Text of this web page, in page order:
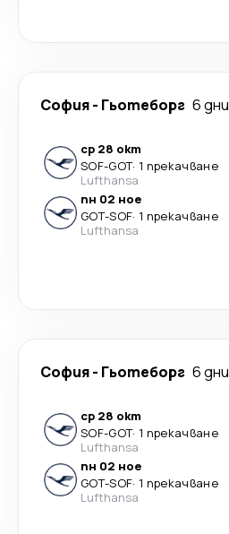
София- Гьотеборг 6 дни
ср 28 окт
SOF-GOT· 1 прекачване
Lufthansa
пн 02 ное
GOT-SOF· 1 прекачване
Lufthansa
София- Гьотеборг 6 дни
ср 28 окт
SOF-GOT· 1 прекачване
Lufthansa
пн 02 ное
GOT-SOF· 1 прекачване
Lufthansa